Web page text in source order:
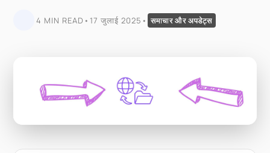
4 MIN READ • 17 जुलाई 2025 • समाचार और अपडेट्स